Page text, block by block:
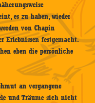
es zu haben, wieder
von Chapin
Erlebnissen festgemacht.
eben die persönliche
an vergangene
und Träume sich nicht